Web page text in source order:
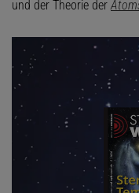
und der Theorie der